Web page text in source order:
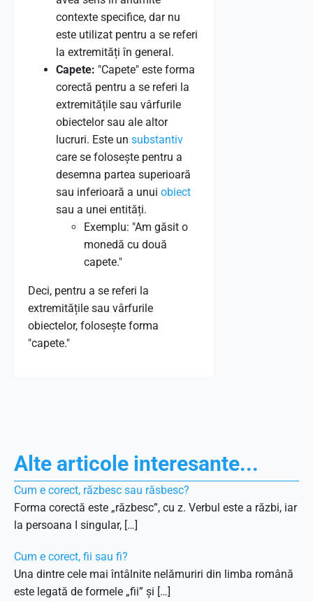
contexte specifice, dar nu
este utilizat pentru a se referi
la extremități în general.
Capete: "Capete" este forma
corectă pentru a se referi la
extremitățile sau vârfurile
obiectelor sau ale altor
lucruri. Este un substantiv
care se folosește pentru a
desemna partea superioară
sau inferioară a unui obiect
sau a unei entități.
Exemplu: "Am găsit o
monedă cu două
capete."
Deci, pentru a se referi la
extremitățile sau vârfurile
obiectelor, folosește forma
"capete."
Alte articole interesante...
Cum e corect, răzbesc sau răsbesc?
Forma corectă este „răzbesc”, cu z. Verbul este a răzbi, iar
la persoana I singular, […]
Cum e corect, fii sau fi?
Una dintre cele mai întâlnite nelămuriri din limba română
este legată de formele „fii” și […]